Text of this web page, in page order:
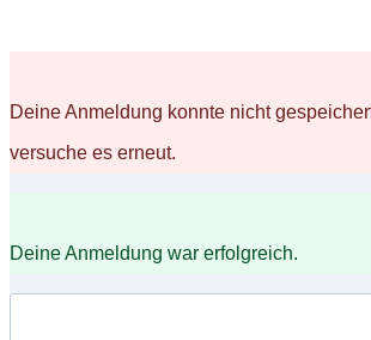
Deine Anmeldung konnte nicht
versuche es erneut.
Deine Anmeldung war erfolgreich.